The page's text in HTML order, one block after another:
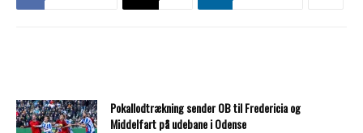
Pokallodtrækning sender OB til Fredericia og
Middelfart på udebane i Odense